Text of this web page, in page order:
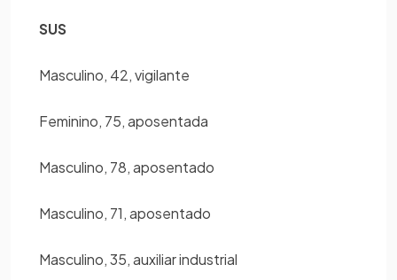
SUS
Masculino, 42, vigilante
Feminino, 75, aposentada
Masculino, 78, aposentado
Masculino, 71, aposentado
Masculino, 35, auxiliar industrial